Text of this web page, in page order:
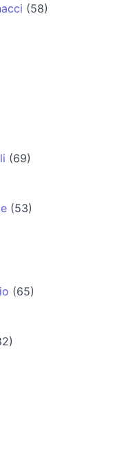
(58)
(69)
(53)
(65)